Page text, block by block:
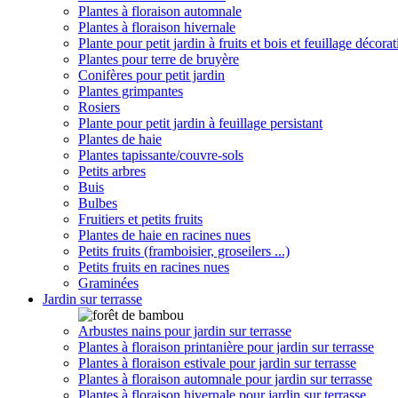
Plantes à floraison automnale
Plantes à floraison hivernale
Plante pour petit jardin à fruits et bois et feuillage
Plantes pour terre de bruyère
Conifères pour petit jardin
Plantes grimpantes
Rosiers
Plante pour petit jardin à feuillage persistant
Plantes de haie
Plantes tapissante/couvre-sols
Petits arbres
Buis
Bulbes
Fruitiers et petits fruits
Plantes de haie en racines nues
Petits fruits (framboisier, groseilers ...)
Petits fruits en racines nues
Graminées
Jardin sur terrasse
Arbustes nains pour jardin sur terrasse
Plantes à floraison printanière pour jardin sur terrasse
Plantes à floraison estivale pour jardin sur terrasse
Plantes à floraison automnale pour jardin sur terrasse
Plantes à floraison hivernale pour jardin sur terrasse